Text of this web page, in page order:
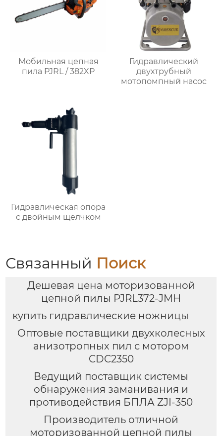
Мобильная цепная
пила PJRL / 382XP
Гидравлический
двухтрубный
мотопомпный насос
Гидравлическая опора
с двойным щелчком
Связанный Поиск
Дешевая цена моторизованной
цепной пилы PJRL372-JMH
купить гидравлические ножницы
Оптовые поставщики двухколесных
анизотропных пил с мотором
CDC2350
Ведущий поставщик системы
обнаружения заманивания и
противодействия БПЛА ZJI-350
Производитель отличной
моторизованной цепной пилы